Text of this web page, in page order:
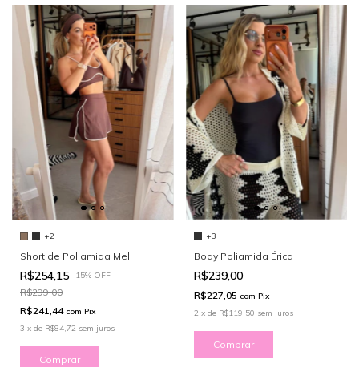
+2
Short de Poliamida Mel
R$254,15 -15% OFF
R$299,00
R$241,44 com Pix
3 x de R$84,72 sem juros
Comprar
+3
Body Poliamida Érica
R$239,00
R$227,05 com Pix
2 x de R$119,50 sem juros
Comprar